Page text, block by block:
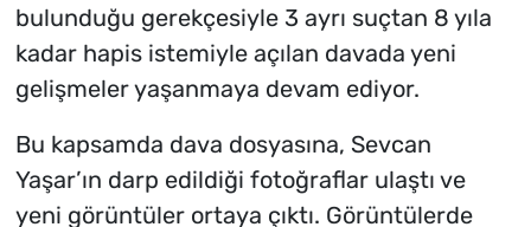
bulunduğu gerekçesiyle 3 ayrı suçtan 8 yıla
kadar hapis istemiyle açılan davada yeni
gelişmeler yaşanmaya devam ediyor.
Bu kapsamda dava dosyasına, Sevcan
Yaşar’ın darp edildiği fotoğraflar ulaştı ve
yeni görüntüler ortaya çıktı. Görüntülerde